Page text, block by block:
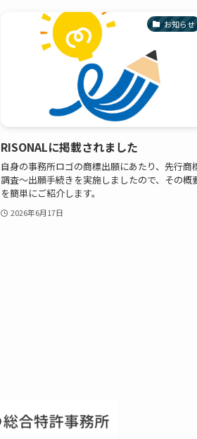
お知らせ
RISONALに掲載されました
自身の事務所ロゴの商標出願にあたり、先行商
調査～出願手続きを実施しましたので、その概
を簡単にご紹介します。
2026年6月17日